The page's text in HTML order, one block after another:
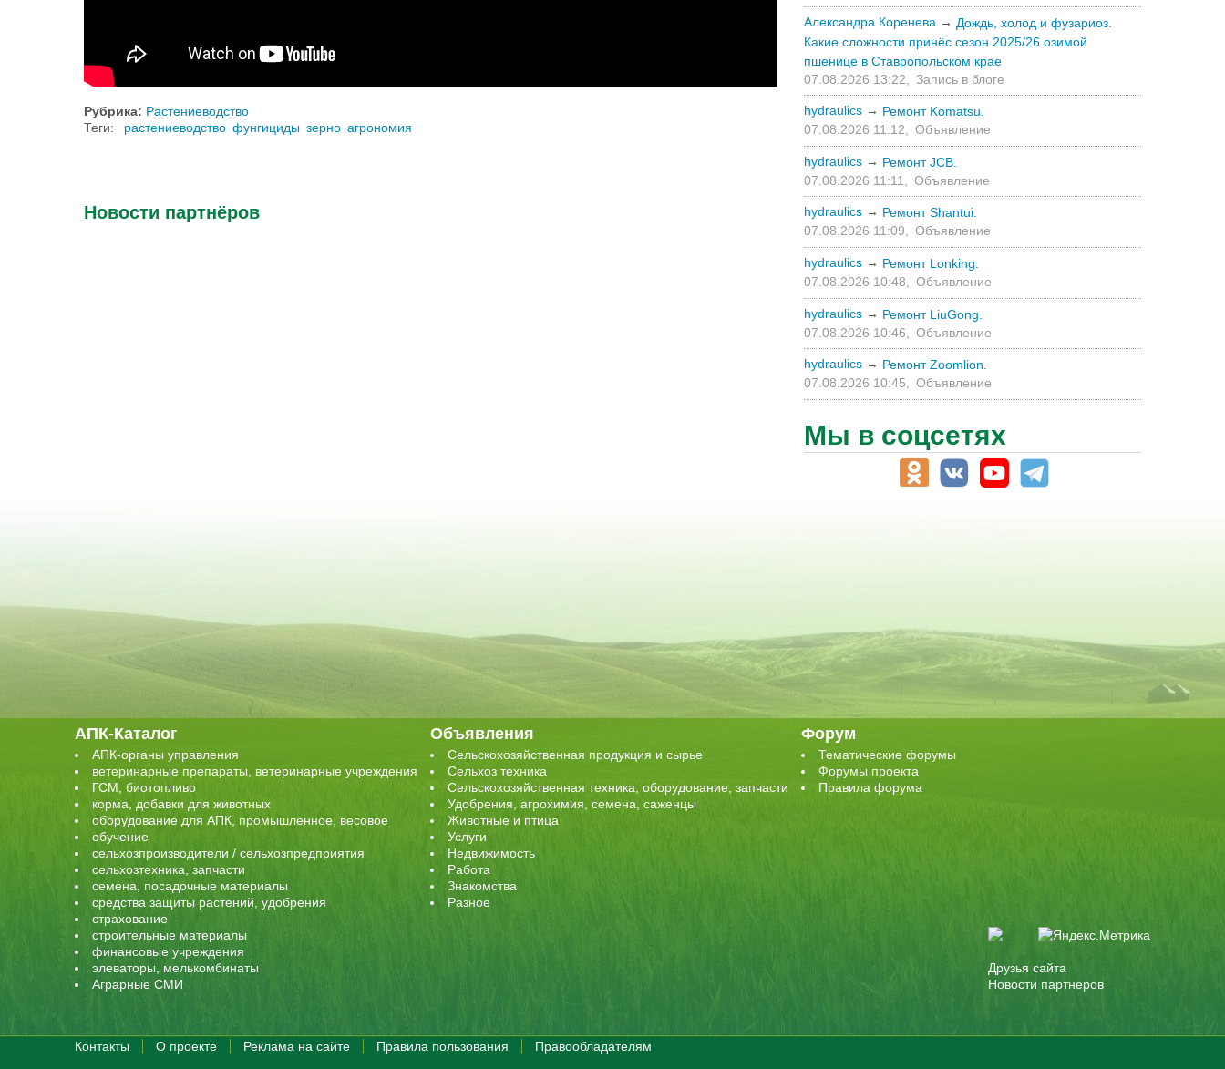
Рубрика: Растениеводство
Теги:
растениеводство фунгициды зерно агрономия
Новости партнёров
Александра Коренева → Дождь, холод и фузариоз.
Какие сложности принёс сезон 2025/26 озимой
пшенице в Ставропольском крае
07.08.2026 13:22,
Запись в блоге
hydraulics → Ремонт Komatsu.
07.08.2026 11:12,
Объявление
hydraulics → Ремонт JCB.
07.08.2026 11:11,
Объявление
hydraulics → Ремонт Shantui.
07.08.2026 11:09, Объявление
hydraulics → Ремонт Lonking.
07.08.2026 10:48,
Объявление
hydraulics → Ремонт LiuGong.
07.08.2026 10:46,
Объявление
hydraulics → Ремонт Zoomlion.
07.08.2026 10:45,
Объявление
Мы в соцсетях
АПК-Каталог
АПК-органы управления
ветеринарные препараты, ветеринарные учреждения
ГСМ, биотопливо
корма, добавки для животных
оборудование для АПК, промышленное, весовое
обучение
сельхозпроизводители / сельхозпредприятия
сельхозтехника, запчасти
семена, посадочные материалы
средства защиты растений, удобрения
страхование
строительные материалы
финансовые учреждения
элеваторы, мелькомбинаты
Аграрные СМИ
Объявления
Сельскохозяйственная продукция и сырье
Сельхоз техника
Сельскохозяйственная техника, оборудование, запчасти
Удобрения, агрохимия, семена, саженцы
Животные и птица
Услуги
Недвижимость
Работа
Знакомства
Разное
Форум
Тематические форумы
Форумы проекта
Правила форума
Друзья сайта
Новости партнеров
Контакты О проекте Реклама на сайте Правила пользования
Правообладателям